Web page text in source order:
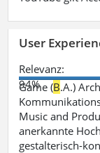
User
Relevanz:
94%
Game (B.A.)
Music and
anerkannte
gestalterisch-